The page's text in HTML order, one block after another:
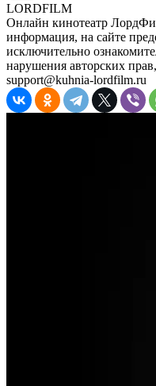
LORDFILM
Онлайн кинотеатр
информация, на сайте
исключительно
нарушения авторских
support@kuhnia-lordfilm.ru